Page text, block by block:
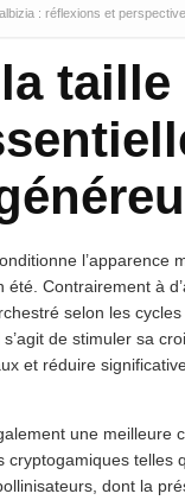
: réflexions et
taille
l’apparence
Contrairement à
selon les
de stimuler sa
et réduire
une meilleure
telles
dont la